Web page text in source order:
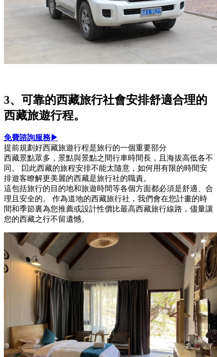
3、可靠的西藏旅行社會安排舒適合理的
西藏旅遊行程。
免費諮詢服務▶
提前規劃好西藏旅遊行程是旅行的一個重要部分
西藏景點眾多，景點與景點之間行車時間長，且海拔高低各不
同。 囙此西藏的旅程安排不能太隨意，如何用有限的時間安
排遊客瞭解更美麗的西藏是旅行社的職責。
這包括旅行的目的地和旅遊時間等各個方面都必須是舒適、合
理且安全的。 作為道地的西藏旅行社，我們會在您計畫的時
間和季節裏為您推薦或設計性價比最高西藏旅行線路，儘量讓
您的西藏之行不留遺憾。